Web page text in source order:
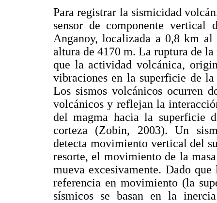
Para registrar la sismicidad
sensor de componente vertical
Anganoy, localizada a 0,8 km
altura de 4170 m. La ruptura de
que la actividad volcánica,
vibraciones en la superficie de
Los sismos volcánicos ocurren
volcánicos y reflejan la
del magma hacia la superficie
corteza (Zobin, 2003). Un
detecta movimiento vertical del
resorte, el movimiento de la
mueva excesivamente. Dado
referencia en movimiento (la
sísmicos se basan en la